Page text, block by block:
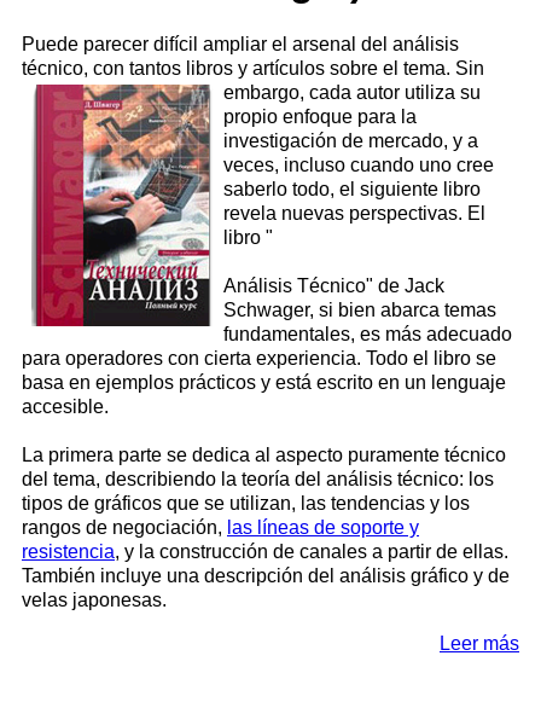
Puede parecer difícil ampliar el arsenal del análisis
técnico, con tantos libros y artículos sobre el tema. Sin
embargo, cada autor utiliza su
propio enfoque para la
investigación de mercado, y a
veces, incluso cuando uno cree
saberlo todo, el siguiente libro
revela nuevas perspectivas. El
libro "
Análisis Técnico" de Jack
Schwager, si bien abarca temas
fundamentales, es más adecuado
para operadores con cierta experiencia. Todo el libro se
basa en ejemplos prácticos y está escrito en un lenguaje
accesible.
La primera parte se dedica al aspecto puramente técnico
del tema, describiendo la teoría del análisis técnico: los
tipos de gráficos que se utilizan, las tendencias y los
rangos de negociación, las líneas de soporte y
resistencia, y la construcción de canales a partir de ellas.
También incluye una descripción del análisis gráfico y de
velas japonesas.
Leer más